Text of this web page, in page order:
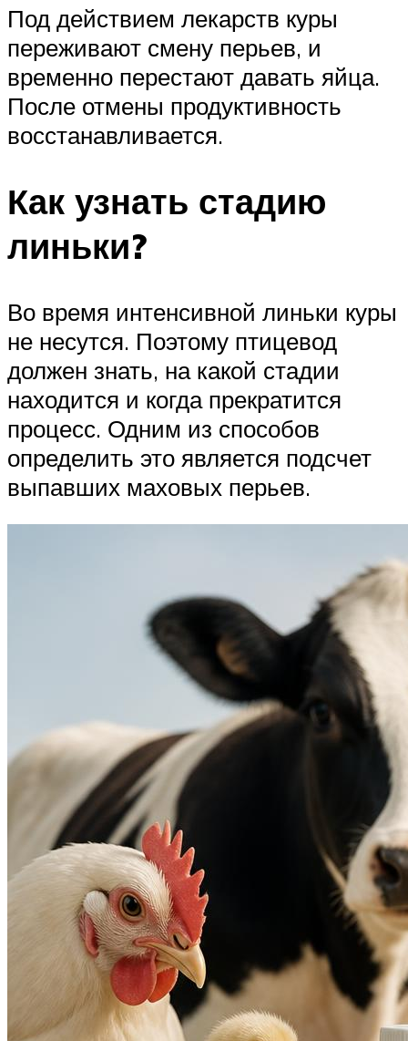
Под действием лекарств куры
переживают смену перьев, и
временно перестают давать яйца.
После отмены продуктивность
восстанавливается.
Как узнать стадию
линьки?
Во время интенсивной линьки куры
не несутся. Поэтому птицевод
должен знать, на какой стадии
находится и когда прекратится
процесс. Одним из способов
определить это является подсчет
выпавших маховых перьев.